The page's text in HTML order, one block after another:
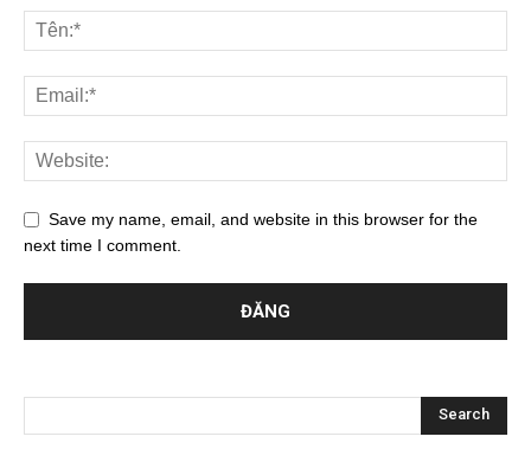
Save my name, email, and website in this browser for the
next time I comment.